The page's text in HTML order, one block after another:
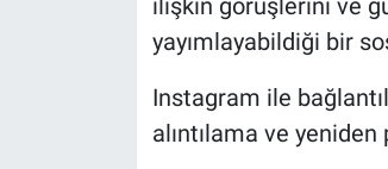
yayımlayabildiği bir
Instagram ile
alıntılama ve